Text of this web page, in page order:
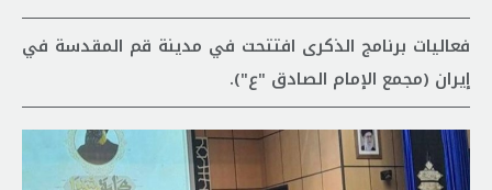
فعاليات برنامج الذكرى افتتحت في مدينة قم المقدسة في
إيران (مجمع الإمام الصادق "ع").